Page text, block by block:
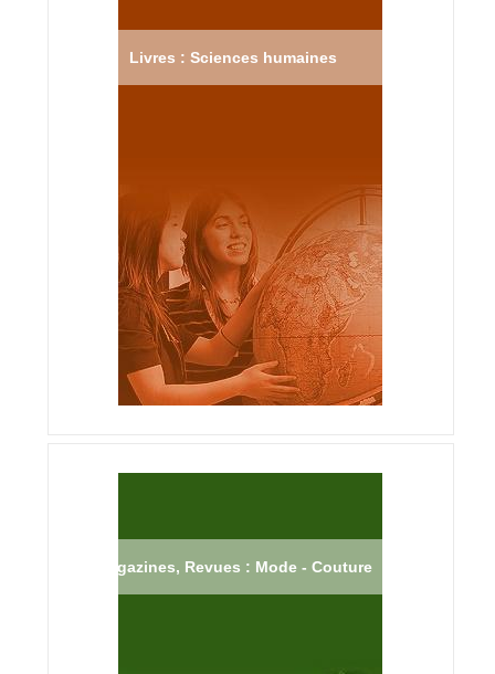
Livres : Sciences humaines
Magazines, Revues : Mode - Couture